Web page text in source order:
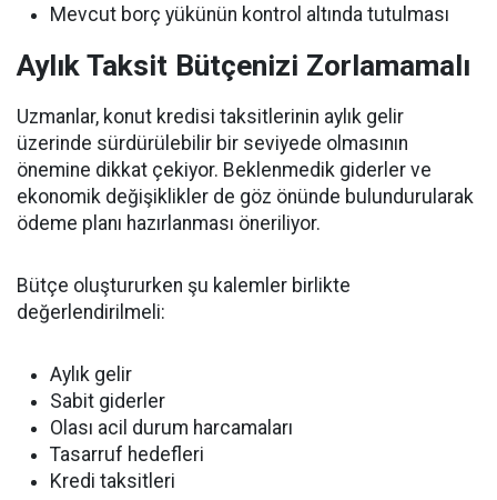
Mevcut borç yükünün kontrol altında tutulması
Aylık Taksit Bütçenizi Zorlamamalı
Uzmanlar, konut kredisi taksitlerinin aylık gelir
üzerinde sürdürülebilir bir seviyede olmasının
önemine dikkat çekiyor. Beklenmedik giderler ve
ekonomik değişiklikler de göz önünde bulundurularak
ödeme planı hazırlanması öneriliyor.
Bütçe oluştururken şu kalemler birlikte
değerlendirilmeli:
Aylık gelir
Sabit giderler
Olası acil durum harcamaları
Tasarruf hedefleri
Kredi taksitleri